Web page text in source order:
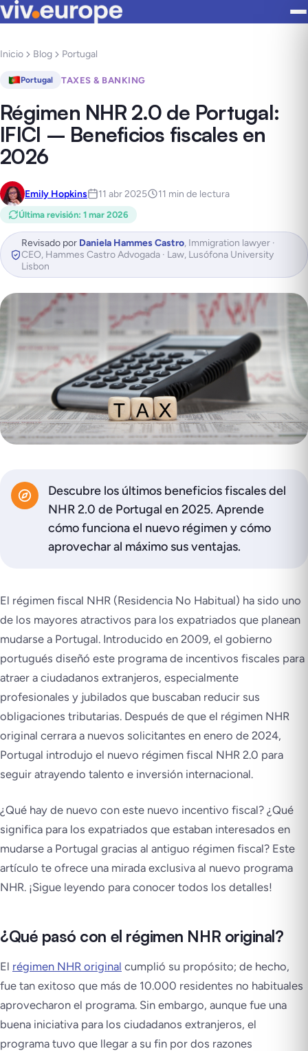
Inicio Blog Portugal
Portugal TAXES & BANKING
Régimen NHR 2.0 de Portugal:
IFICI – Beneficios fiscales en
2026
Emily Hopkins 11 abr 2025 11 min de lectura
Última revisión: 1 mar 2026
Revisado por Daniela Hammes Castro, Immigration lawyer ·
CEO, Hammes Castro Advogada · Law, Lusófona University
Lisbon
Descubre los últimos beneficios fiscales del
NHR 2.0 de Portugal en 2025. Aprende
cómo funciona el nuevo régimen y cómo
aprovechar al máximo sus ventajas.
El régimen fiscal NHR (Residencia No Habitual) ha sido uno
de los mayores atractivos para los expatriados que planean
mudarse a Portugal. Introducido en 2009, el gobierno
portugués diseñó este programa de incentivos fiscales para
atraer a ciudadanos extranjeros, especialmente
profesionales y jubilados que buscaban reducir sus
obligaciones tributarias. Después de que el régimen NHR
original cerrara a nuevos solicitantes en enero de 2024,
Portugal introdujo el nuevo régimen fiscal NHR 2.0 para
seguir atrayendo talento e inversión internacional.
¿Qué hay de nuevo con este nuevo incentivo fiscal? ¿Qué
significa para los expatriados que estaban interesados en
mudarse a Portugal gracias al antiguo régimen fiscal? Este
artículo te ofrece una mirada exclusiva al nuevo programa
NHR. ¡Sigue leyendo para conocer todos los detalles!
¿Qué pasó con el régimen NHR original?
El régimen NHR original cumplió su propósito; de hecho,
fue tan exitoso que más de 10.000 residentes no habituales
aprovecharon el programa. Sin embargo, aunque fue una
buena iniciativa para los ciudadanos extranjeros, el
programa tuvo que llegar a su fin por dos razones